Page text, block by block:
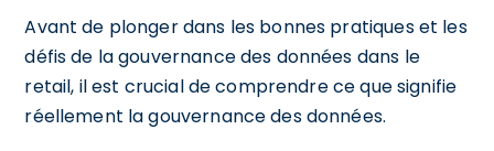
Avant de plonger dans les bonnes pratiques et les
défis de la gouvernance des données dans le
retail, il est crucial de comprendre ce que signifie
réellement la gouvernance des données.